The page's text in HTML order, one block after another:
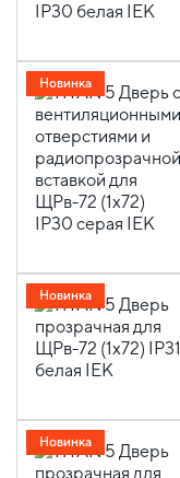
Новинка
Новинка
Новинка